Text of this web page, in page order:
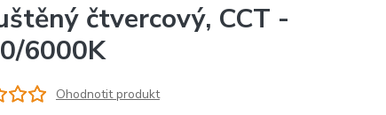
čtvercový, CCT -
6000K
Ohodnotit produkt